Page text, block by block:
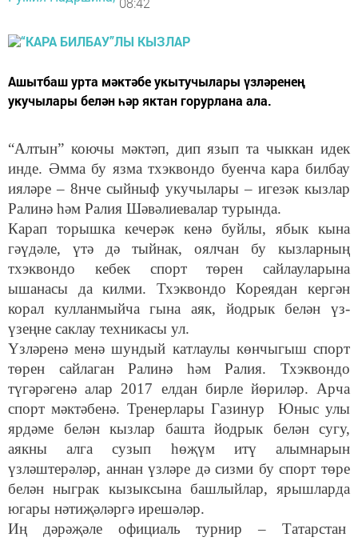
Ашытбаш урта мәктәбе укытучылары үзләренең
укучылары белән һәр яктан горурлана ала.
“Алтын” коючы мәктәп, дип язып та чыккан идек
инде. Әмма бу язма тхэквондо буенча кара билбау
ияләре – 8нче сыйныф укучылары – игезәк кызлар
Ралинә һәм Ралия Шәвәлиевалар турында.
Карап торышка кечерәк кенә буйлы, ябык кына
гәүдәле, үтә дә тыйнак, оялчан бу кызларның
тхэквондо кебек спорт төрен сайлауларына
ышанасы да килми. Тхэквондо Кореядан кергән
корал кулланмыйча гына аяк, йодрык белән үз-
үзеңне саклау техникасы ул.
Үзләренә менә шундый катлаулы көнчыгыш спорт
төрен сайлаган Ралинә һәм Ралия. Тхэквондо
түгәрәгенә алар 2017 елдан бирле йөриләр. Арча
спорт мәктәбенә. Тренерлары Газинур Юныс улы
ярдәме белән кызлар башта йодрык белән сугу,
аякны алга сузып һөҗүм итү алымнарын
үзләштерәләр, аннан үзләре дә сизми бу спорт төре
белән ныграк кызыксына башлыйлар, ярышларда
югары нәтиҗәләргә ирешәләр.
Иң дәрәҗәле официаль турнир – Татарстан